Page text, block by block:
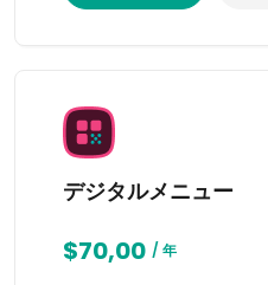
デジタルメニュー
$70,00 / 年